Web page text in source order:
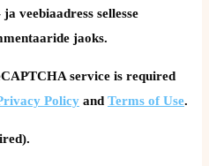
veebiaadress sellesse
jaoks.
service is required
Policy and Terms of Use.